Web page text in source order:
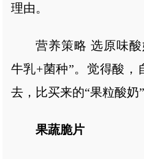
理由。
营养策略 选原味
牛乳+菌种”。觉得酸，
去，比买来的“果粒酸奶
果蔬脆片